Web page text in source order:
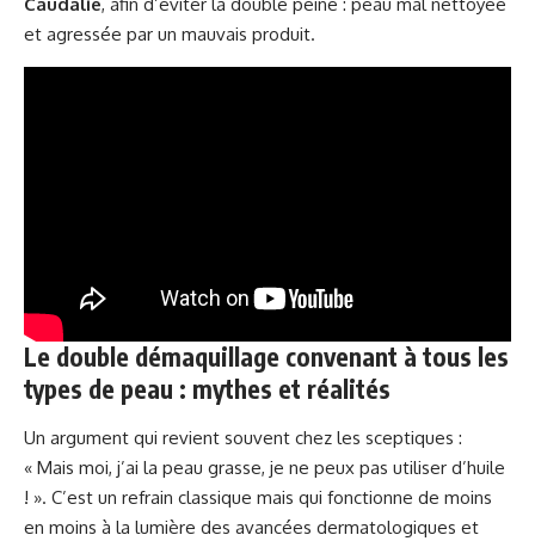
et agressée par un mauvais produit.
Le double démaquillage convenant à tous les
types de peau : mythes et réalités
Un argument qui revient souvent chez les sceptiques :
« Mais moi, j’ai la peau grasse, je ne peux pas utiliser d’huile
! ». C’est un refrain classique mais qui fonctionne de moins
en moins à la lumière des avancées dermatologiques et